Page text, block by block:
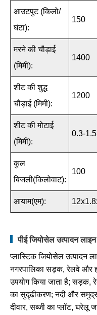
आउटपुट (किलो/
घंटा):
150
मरने की चौड़ाई
(मिमी):
1400
शीट की शुद्ध
चौड़ाई (मिमी):
1200
शीट की मोटाई
(मिमी):
0.3-1.5
कुल
बिजली(किलोवाट):
100
आयाम(एम):
पीई जियोसेल उत्पादन
प्लास्टिक जियोसेल उत्पादन
नगरपालिका सड़क, रेलवे और
उपयोग किया जाता है; सड़क,
का सुदृढीकरण; नदी और
दीवार, सब्जी का प्लॉट, घरेलू